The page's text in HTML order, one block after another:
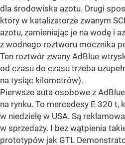
dla środowiska azotu. Drugi
który w katalizatorze zwanym
azotu, zamieniając je na wodę i
z wodnego roztworu mocznika
Ten roztwór zwany AdBlue
od czasu do czasu trzeba
na tysiąc kilometrów).
Pierwsze auta osobowe z
na rynku. To mercedesy E 320 t,
w niedzielę w USA. Są
w sprzedaży. I bez wątpienia
prototypów jak GTL